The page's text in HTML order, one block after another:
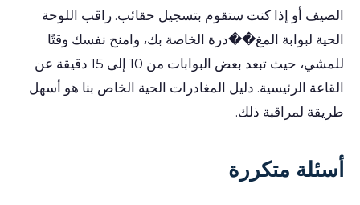
الصيف أو إذا كنت ستقوم بتسجيل حقائب. راقب اللوحة
الحية لبوابة المغ��درة الخاصة بك، وامنح نفسك وقتًا
للمشي، حيث تبعد بعض البوابات من 10 إلى 15 دقيقة عن
القاعة الرئيسية. دليل المغادرات الحية الخاص بنا هو أسهل
طريقة لمراقبة ذلك.
أسئلة متكررة